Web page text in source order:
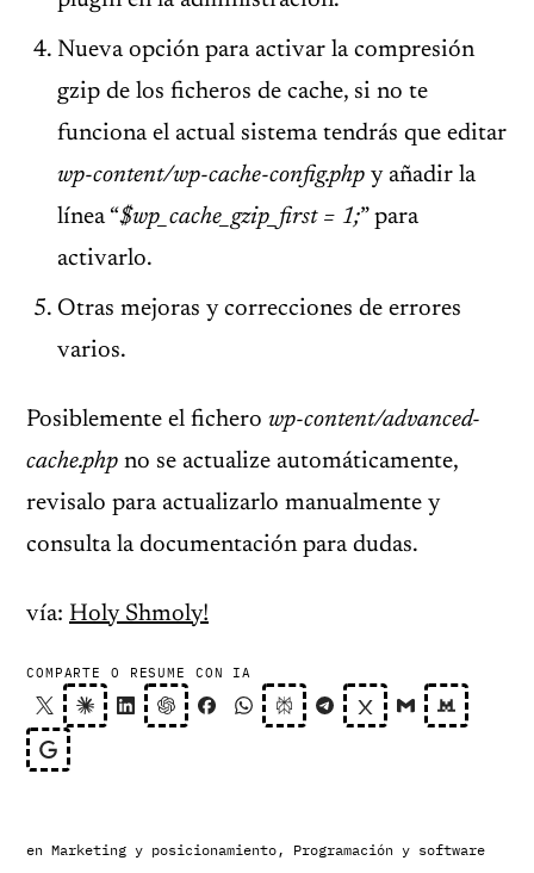
Nueva opción para activar la compresión
gzip de los ficheros de cache, si no te
funciona el actual sistema tendrás que editar
wp-content/wp-cache-config.php y añadir la
línea “$wp_cache_gzip_first = 1;” para
activarlo.
Otras mejoras y correcciones de errores
varios.
Posiblemente el fichero wp-content/advanced-
cache.php no se actualize automáticamente,
revisalo para actualizarlo manualmente y
consulta la documentación para dudas.
vía: Holy Shmoly!
COMPARTE O RESUME CON IA
en Marketing y posicionamiento, Programación y software